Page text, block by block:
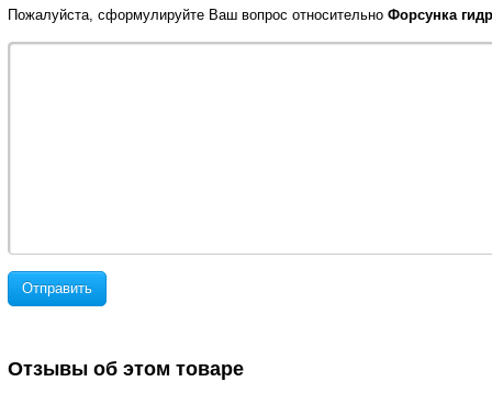
Пожалуйста, сформулируйте Ваш вопрос относительно Форсунка
Отправить
Отзывы об этом товаре